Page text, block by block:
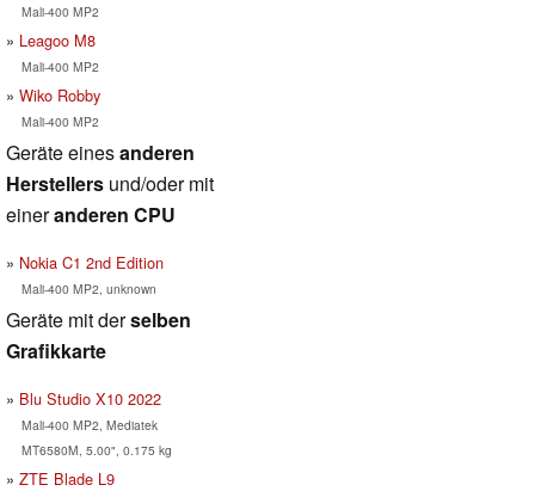
Mali-400 MP2
Leagoo M8
Mali-400 MP2
Wiko Robby
Mali-400 MP2
Geräte einesanderen
Herstellers und/oder mit
eineranderen CPU
Nokia C1 2nd Edition
Mali-400 MP2, unknown
Geräte mit derselben
Grafikkarte
Blu Studio X10 2022
Mali-400 MP2, Mediatek
MT6580M, 5.00", 0.175 kg
ZTE Blade L9